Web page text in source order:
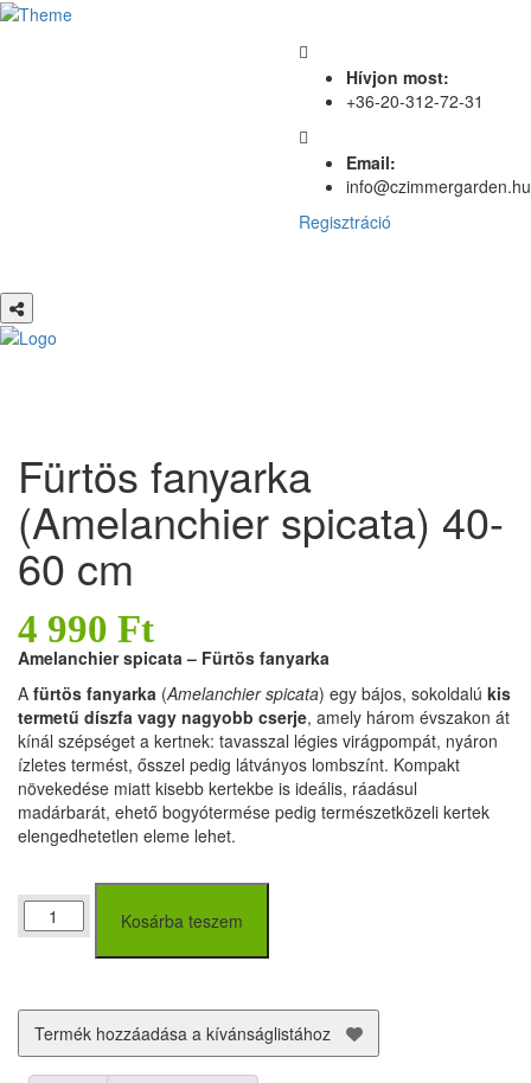
Hívjon most:
+36-20-312-72-31
Email:
info@czimmergarden.hu
Regisztráció
Fürtös fanyarka
(Amelanchier spicata) 40-
60 cm
4 990 Ft
Amelanchier spicata – Fürtös fanyarka
A fürtös fanyarka (Amelanchier spicata) egy bájos, sokoldalú kis
termetű díszfa vagy nagyobb cserje, amely három évszakon át
kínál szépséget a kertnek: tavasszal légies virágpompát, nyáron
ízletes termést, ősszel pedig látványos lombszínt. Kompakt
növekedése miatt kisebb kertekbe is ideális, ráadásul
madárbarát, ehető bogyótermése pedig természetközeli kertek
elengedhetetlen eleme lehet.
Fürtös
fanyarka
(Amelanchier
40-
60
cm
mennyiség
Kosárba teszem
Termék hozzáadása a kívánságlistához